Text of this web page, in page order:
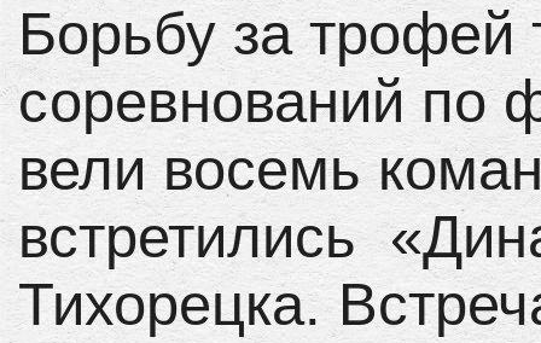
Борьбу за трофей
соревнований по
вели восемь
встретились
Тихорецка.